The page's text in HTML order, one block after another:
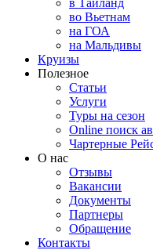
в Тайланд
во Вьетнам
на ГОА
на Мальдивы
Круизы
Полезное
Статьи
Услуги
Туры на сезон
Online поиск
Чартерные
О нас
Отзывы
Вакансии
Документы
Партнеры
Обращение
Контакты